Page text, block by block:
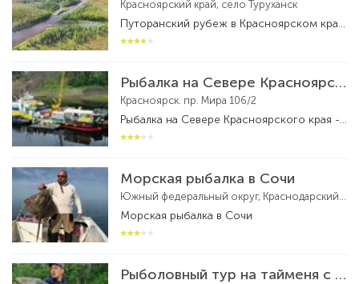
Красноярский край, село Туруханск
Путоранский рубеж в Красноярском крае - рыболовная база
Рыбалка на Севере Красноярского края
Красноярск. пр. Мира 106/2
Рыбалка на Севере Красноярского края - рыболовный тур
Морская рыбалка в Сочи
Южный федеральный округ, Краснодарский край, федеральная территория Сириус, посёлок городского типа Сириус
Морская рыбалка в Сочи
Рыболовный тур на тайменя с вертолетной заброской на реке Бахта